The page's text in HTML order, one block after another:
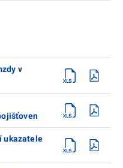
v
ukazatele